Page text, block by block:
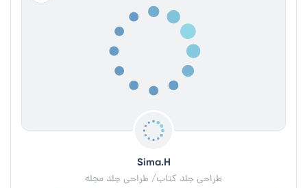
Sima.H
طراحی جلد کتاب/ طراحی جلد مجله